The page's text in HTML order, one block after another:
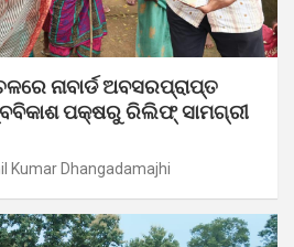
ନାବାର୍ଡ ଅବସରପ୍ରାପ୍ତ
ପକ୍ଷରୁ ରିଲିଫ୍ ସାମଗ୍ରୀ
Kumar Dhangadamajhi